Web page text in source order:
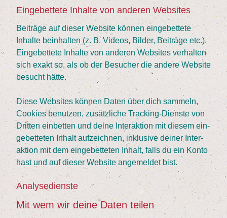
Ein­ge­bet­te­te Inhal­te von ande­ren Websites
Bei­trä­ge auf die­ser Web­site kön­nen ein­ge­bet­te­te
Inhal­te beinhal­ten (z. B. Vide­os, Bil­der, Bei­trä­ge etc.).
Ein­ge­bet­te­te Inhal­te von ande­ren Web­sites ver­hal­ten
sich exakt so, als ob der Besu­cher die ande­re Web­site
besucht hätte.
Die­se Web­sites kön­nen Daten über dich sam­meln,
Coo­kies benut­zen, zusätz­li­che Track­ing-Diens­te von
Drit­ten ein­bet­ten und dei­ne Inter­ak­ti­on mit die­sem ein­
ge­bet­te­ten Inhalt auf­zeich­nen, inklu­si­ve dei­ner Inter­
ak­ti­on mit dem ein­ge­bet­te­ten Inhalt, falls du ein Kon­to
hast und auf die­ser Web­site ange­mel­det bist.
Ana­ly­se­diens­te
Mit wem wir dei­ne Daten teilen